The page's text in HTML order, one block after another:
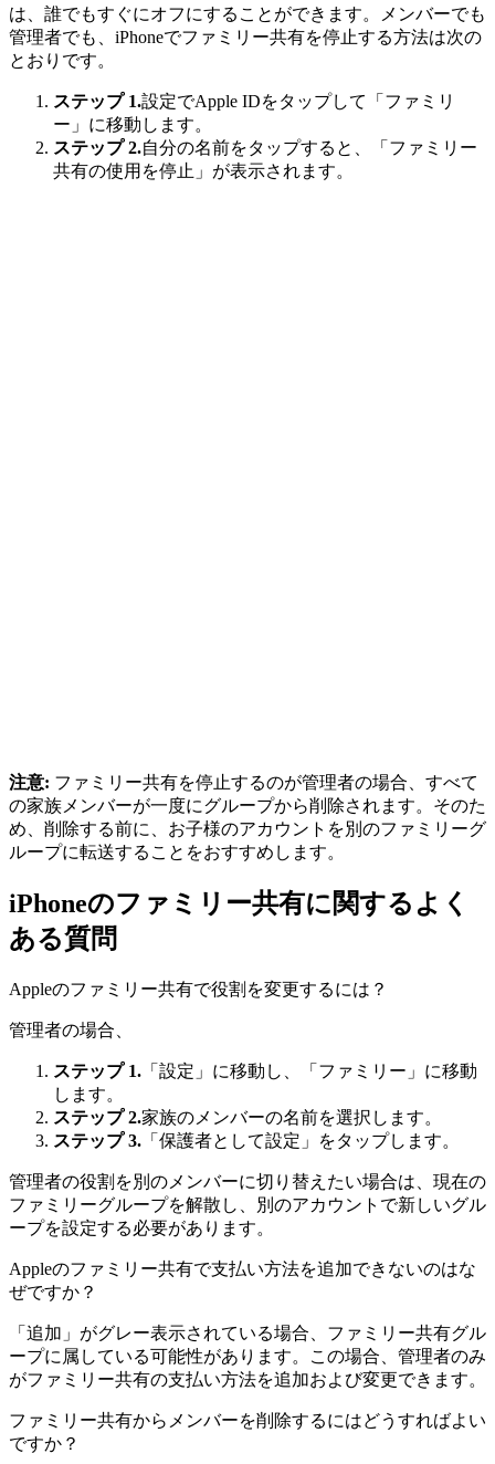
は、誰でもすぐにオフにすることができます。メンバーでも
管理者でも、iPhoneでファミリー共有を停止する方法は次の
とおりです。
ステップ 1.設定でApple IDをタップして「ファミリ
ー」に移動します。
ステップ 2.自分の名前をタップすると、「ファミリー
共有の使用を停止」が表示されます。
注意: ファミリー共有を停止するのが管理者の場合、すべて
の家族メンバーが一度にグループから削除されます。そのた
め、削除する前に、お子様のアカウントを別のファミリーグ
ループに転送することをおすすめします。
iPhoneのファミリー共有に関するよく
ある質問
Appleのファミリー共有で役割を変更するには？
管理者の場合、
ステップ 1. 「設定」に移動し、「ファミリー」に移動
します。
ステップ 2.家族のメンバーの名前を選択します。
ステップ 3. 「保護者として設定」をタップします。
管理者の役割を別のメンバーに切り替えたい場合は、現在の
ファミリーグループを解散し、別のアカウントで新しいグル
ープを設定する必要があります。
Appleのファミリー共有で支払い方法を追加できないのはな
ぜですか？
「追加」がグレー表示されている場合、ファミリー共有グル
ープに属している可能性があります。この場合、管理者のみ
がファミリー共有の支払い方法を追加および変更できます。
ファミリー共有からメンバーを削除するにはどうすればよい
ですか？